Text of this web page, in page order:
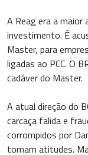
A Reag era a maior
investimento. É
Master, para
ligadas ao PCC. O
cadáver do Master.
A atual direção do
carcaça falida e
corrompidos por
tomam atitudes.